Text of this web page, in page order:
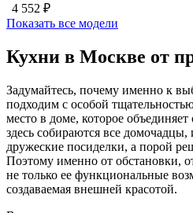
4 552 ₽
Показать все модели
Кухни в Москве от
Задумайтесь, почему именно к
подходим с особой
место в доме, которое
здесь собираются все
дружеские посиделки, а порой
Поэтому именно от обстановки,
не только ее функциональные
создаваемая внешней красотой.